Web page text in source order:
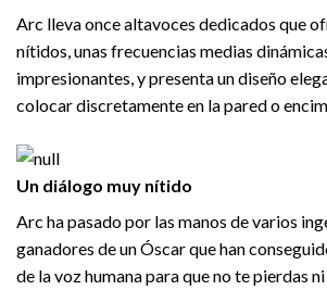
Arc lleva once altavoces dedicados que
nítidos, unas frecuencias medias
impresionantes, y presenta un diseño
colocar discretamente en la pared o
Un diálogo muy nítido
Arc ha pasado por las manos de varios
ganadores de un Óscar que han
de la voz humana para que no te pierdas